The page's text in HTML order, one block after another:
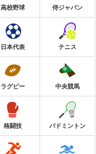
高校野球 侍ジャパン
日本代表 テニス
ラグビー 中央競馬
格闘技 バドミントン